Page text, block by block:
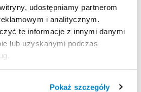
udostępniamy partnerom
i analitycznym.
te informacje z innymi danymi
lub uzyskanymi podczas
Pokaż szczegóły
wypożyczany jest przez
Zapoznaj się z jej